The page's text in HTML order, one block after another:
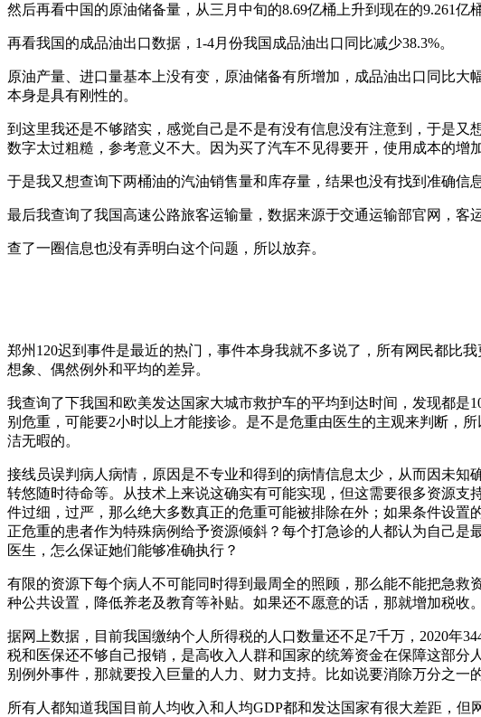
然后再看中国的原油储备量，从三月中旬的8.69亿桶上升到现在的9.261亿桶
再看我国的成品油出口数据，1-4月份我国成品油出口同比减少38.3%。
原油产量、进口量基本上没有变，原油储备有所增加，成品油出口同比
本身是具有刚性的。
到这里我还是不够踏实，感觉自己是不是有没有信息没有注意到，于是
数字太过粗糙，参考意义不大。因为买了汽车不见得要开，使用成本的增
于是我又想查询下两桶油的汽油销售量和库存量，结果也没有找到准确信息
最后我查询了我国高速公路旅客运输量，数据来源于交通运输部官网，客
查了一圈信息也没有弄明白这个问题，所以放弃。
郑州120迟到事件是最近的热门，事件本身我就不多说了，所有网民都比
想象、偶然例外和平均的差异。
我查询了下我国和欧美发达国家大城市救护车的平均到达时间，发现都
别危重，可能要2小时以上才能接诊。是不是危重由医生的主观来判断，
洁无暇的。
接线员误判病人病情，原因是不专业和得到的病情信息太少，从而因未
转悠随时待命等。从技术上来说这确实有可能实现，但这需要很多资源
件过细，过严，那么绝大多数真正的危重可能被排除在外；如果条件设
正危重的患者作为特殊病例给予资源倾斜？每个打急诊的人都认为自己
医生，怎么保证她们能够准确执行？
有限的资源下每个病人不可能同时得到最周全的照顾，那么能不能把急
种公共设置，降低养老及教育等补贴。如果还不愿意的话，那就增加税收。
据网上数据，目前我国缴纳个人所得税的人口数量还不足7千万，2020年
税和医保还不够自己报销，是高收入人群和国家的统筹资金在保障这部
别例外事件，那就要投入巨量的人力、财力支持。比如说要消除万分之一
所有人都知道我国目前人均收入和人均GDP都和发达国家有很大差距，